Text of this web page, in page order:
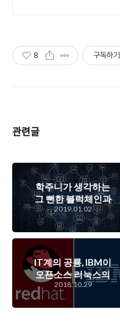
8 구독하기
관련글
학주니가 생각하는
그 뻔한 블럭체인과
암호화폐 이야기..
2019.01.02
IT계의 공룡, IBM이
오픈소스 리눅스의
강자인 레드헷을 인
수한다고 하는데..
그 의미는?
2018.10.29